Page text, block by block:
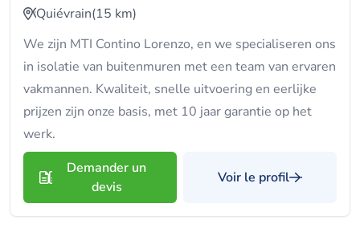
Quiévrain(15 km)
We zijn MTI Contino Lorenzo, en we specialiseren ons
in isolatie van buitenmuren met een team van ervaren
vakmannen. Kwaliteit, snelle uitvoering en eerlijke
prijzen zijn onze basis, met 10 jaar garantie op het
werk.
Demander un
devis
Voir le profil